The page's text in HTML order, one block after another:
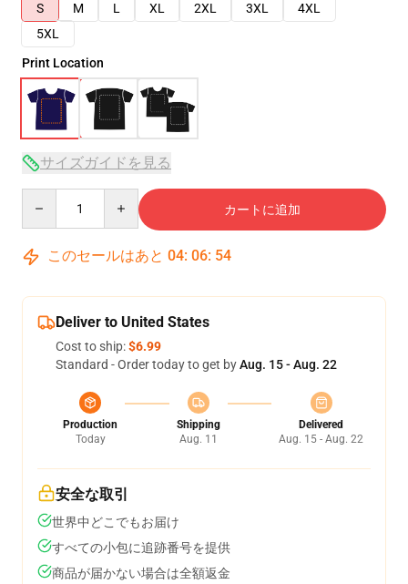
S
M L XL 2XL 3XL
4XL
5XL
Print Location
サイズガイドを見る
カートに追加
このセールはあと 04: 06: 53
Deliver to United States
Cost to ship:$6.99
Standard - Order today to get byAug. 15 - Aug. 22
Production
Today
Shipping
Aug. 11
Delivered
Aug. 15 - Aug. 22
安全な取引
世界中どこでもお届け
すべての小包に追跡番号を提供
商品が届かない場合は全額返金